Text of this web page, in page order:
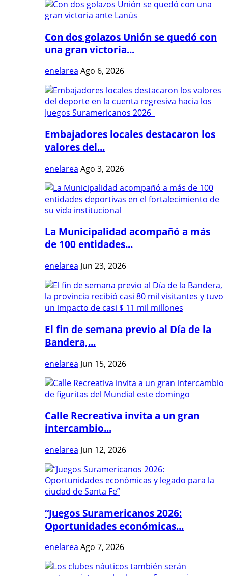
Con dos golazos Unión se quedó con
una gran victoria...
enelarea Ago 6, 2026
Embajadores locales destacaron los
valores del...
enelarea Ago 3, 2026
La Municipalidad acompañó a más
de 100 entidades...
enelarea Jun 23, 2026
El fin de semana previo al Día de la
Bandera,...
enelarea Jun 15, 2026
Calle Recreativa invita a un gran
intercambio...
enelarea Jun 12, 2026
“Juegos Suramericanos 2026:
Oportunidades económicas...
enelarea Ago 7, 2026